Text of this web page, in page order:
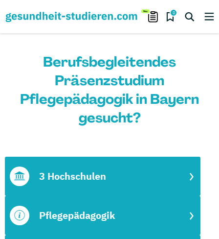
0
Berufsbegleitendes
Präsenzstudium
Pflegepädagogik in Bayern
gesucht?
Pflegepädagogik
3 Hochschulen